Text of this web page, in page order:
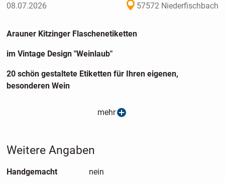
08.07.2026 57572 Niederfischbach
Arauner Kitzinger Flaschenetiketten
im Vintage Design "Weinlaub"
20 schön gestaltete Etiketten für Ihren eigenen,
besonderen Wein
das i-Tüpfelschein für ein Geschenk
nicht selbstklebend
Privatverkauf - „Die Ware wird unter Ausschluss jeglicher
mehr
Weitere Angaben
Handgemacht nein